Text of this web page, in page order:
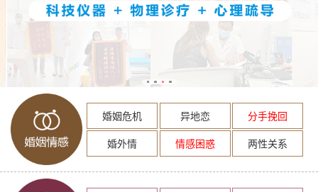
婚姻危机 异地恋
分手挽回
婚外情
情感困惑 两性关系